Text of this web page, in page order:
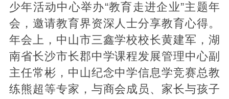
少年活动中心举办“教育走进企业”主题年
会，邀请教育界资深人士分享教育心得。
年会上，中山市三鑫学校校长黄建军，湖
南省长沙市长郡中学课程发展管理中心副
主任常彬，中山纪念中学信息学竞赛总教
练熊超等专家，与商会成员、家长与孩子